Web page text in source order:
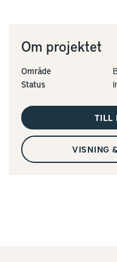
Om projektet
Område
Status
TILL
VISNING